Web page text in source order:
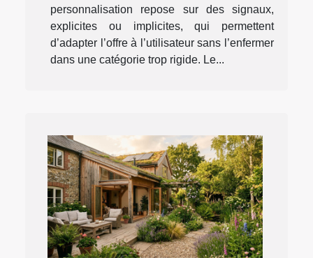
personnalisation repose sur des signaux,
explicites ou implicites, qui permettent
d’adapter l’offre à l’utilisateur sans l’enfermer
dans une catégorie trop rigide. Le...